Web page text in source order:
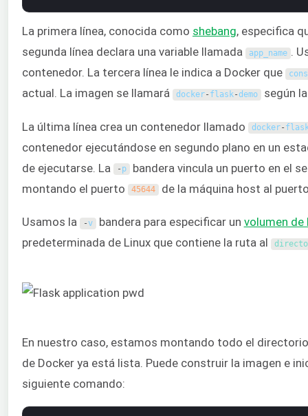
La primera línea, conocida como shebang, especifica
segunda línea declara una variable llamada
app_name .
contenedor. La tercera línea le indica a Docker que
actual. La imagen se llamará docker- flask-demo según
La última línea crea un contenedor llamado docker-
contenedor ejecutándose en segundo plano en un
de ejecutarse. La
- p bandera vincula un puerto en el
montando el puerto
45644 de la máquina host al
Usamos la -v bandera para especificar un volumen de
predeterminada de Linux que contiene la ruta al
En nuestro caso, estamos montando todo el
de Docker ya está lista. Puede construir la imagen e
siguiente comando: